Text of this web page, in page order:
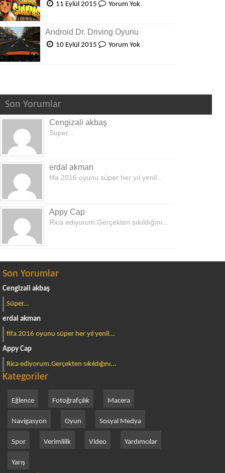
11 Eylül 2015 Yorum Yok
Android Dr. Driving Oyunu
10 Eylül 2015 Yorum Yok
Son Yorumlar
Cengizali akbaş
Süper...
erdal akman
fifa 2016 oyunu süper her yıl yenil...
Appy Cap
Rica ediyorum.Gerçekten sıkıldığını...
Son Yorumlar
Cengizali akbaş
Süper...
erdal akman
fifa 2016 oyunu süper her yıl yenil...
Appy Cap
Rica ediyorum.Gerçekten sıkıldığını...
Kategoriler
Eğlence Fotoğrafçılık Macera
Navigasyon Oyun Sosyal Medya
Spor Verimlilik Video Yardımcılar
Yarış